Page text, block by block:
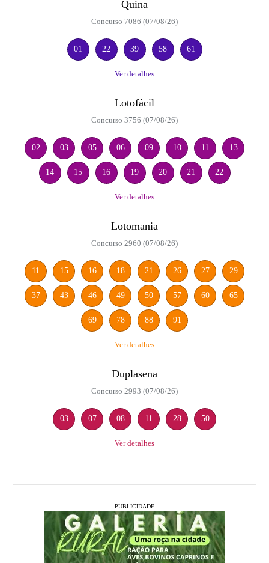
Quina
Concurso 7086 (07/08/26)
01 22 39 58 61
Ver detalhes
Lotofácil
Concurso 3756 (07/08/26)
02 03 05 06 09 10 11 13
14 15 16 19 20 21 22
Ver detalhes
Lotomania
Concurso 2960 (07/08/26)
11 15 16 18 21 26 27 29
37 43 46 49 50 57 60 65
69 78 88 91
Ver detalhes
Duplasena
Concurso 2993 (07/08/26)
03 07 08 11 28 50
Ver detalhes
PUBLICIDADE